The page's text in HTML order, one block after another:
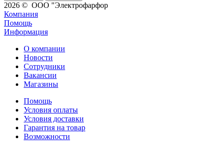
2026 © ООО "Электрофарфор
Компания
Помощь
Информация
О компании
Новости
Сотрудники
Вакансии
Магазины
Помощь
Условия оплаты
Условия доставки
Гарантия на товар
Возможности